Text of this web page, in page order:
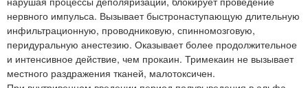
нервного импульса. Вызывает быстронаступающую длительную
инфильтрационную, проводниковую, спинномозговую,
перидуральную анестезию. Оказывает более продолжительное
и интенсивное действие, чем прокаин. Тримекаин не вызывает
местного раздражения тканей, малотоксичен.